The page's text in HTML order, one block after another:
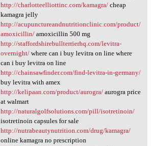
http://charlotteelliottinc.com/kamagra/cheap
kamagra jelly
http://acupunctureandnutritionclinic.com/product/
amoxicillin/amoxicillin 500 mg
http://staffordshirebullterrierhq.com/levitra-
overnight/where can i buy levitra on line where
can i buy levitra on line
http://chainsawfinder.com/find-levitra-in-germany/
buy levitra with amex
http://kelipaan.com/product/aurogra/aurogra price
at walmart
http://naturalgolfsolutions.com/pill/isotretinoin/
isotretinoin capsules for sale
http://nutrabeautynutrition.com/drug/kamagra/
online kamagra no prescription